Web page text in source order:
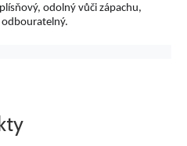
odolný vůči zápachu,